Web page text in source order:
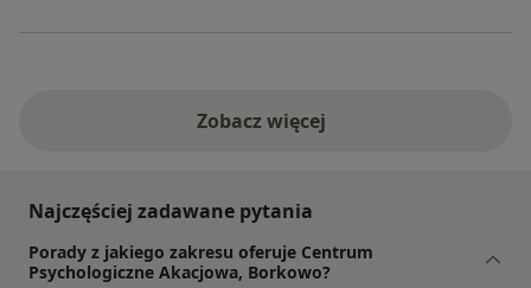
Zobacz więcej
Najczęściej zadawane pytania
Porady z jakiego zakresu oferuje Centrum
Psychologiczne Akacjowa, Borkowo?